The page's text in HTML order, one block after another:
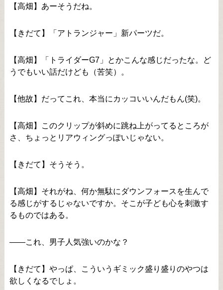
【高畑】あーそうだね。
【きだて】「アトランジャー」新パーツだ。
【高畑】「トライダーG7」とかこんな感じだったな。ど
うでもいい話だけども（苦笑）。
【他故】だってこれ、本当にカッコいいんだもん(笑)。
【高畑】このクリップが斜めに跳ね上がってるところが
さ、ちょっとリアウィングっぽいじゃない。
【きだて】そうそう。
【高畑】それがね、何か無駄にダウンフォースを生んで
る感じがするじゃないですか。そこが子ども心を刺激す
るものではある。
――これ、男子人気強いのかな？
【きだて】やっぱ、こういうギミック盛り盛りのやつは
欲しくなるでしょ。